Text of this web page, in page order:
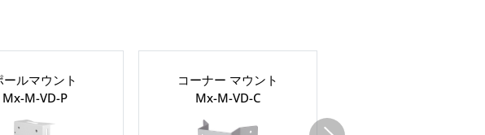
ールマウント
Mx-M-VD-P
コーナー マウント
Mx-M-VD-C